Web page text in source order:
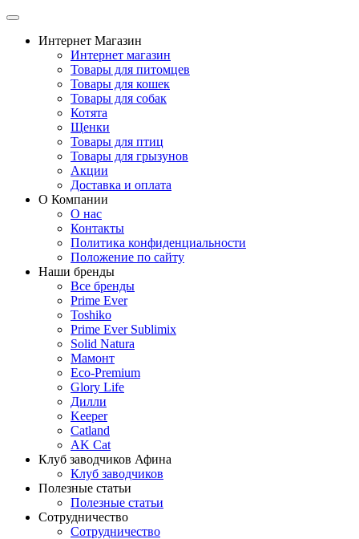
Интернет Магазин
Интернет магазин
Товары для питомцев
Товары для кошек
Товары для собак
Котята
Щенки
Товары для птиц
Товары для грызунов
Акции
Доставка и оплата
О Компании
О нас
Контакты
Политика конфиденциальности
Положение по сайту
Наши бренды
Все бренды
Prime Ever
Toshiko
Prime Ever Sublimix
Solid Natura
Мамонт
Eco-Premium
Glory Life
Дилли
Keeper
Catland
AK Cat
Клуб заводчиков Афина
Клуб заводчиков
Полезные статьи
Полезные статьи
Сотрудничество
Сотрудничество